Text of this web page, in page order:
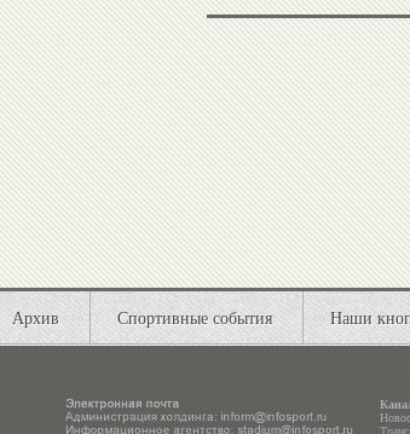
Архив Спортивные события Наши